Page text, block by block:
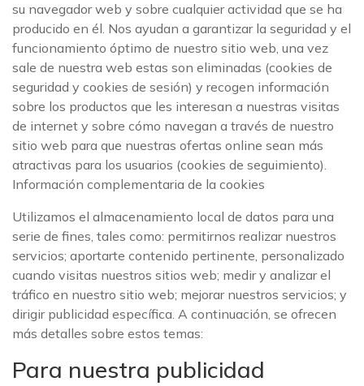
su navegador web y sobre cualquier actividad que se ha
producido en él. Nos ayudan a garantizar la seguridad y el
funcionamiento óptimo de nuestro sitio web, una vez
sale de nuestra web estas son eliminadas (cookies de
seguridad y cookies de sesión) y recogen información
sobre los productos que les interesan a nuestras visitas
de internet y sobre cómo navegan a través de nuestro
sitio web para que nuestras ofertas online sean más
atractivas para los usuarios (cookies de seguimiento).
Información complementaria de la cookies
Utilizamos el almacenamiento local de datos para una
serie de fines, tales como: permitirnos realizar nuestros
servicios; aportarte contenido pertinente, personalizado
cuando visitas nuestros sitios web; medir y analizar el
tráfico en nuestro sitio web; mejorar nuestros servicios; y
dirigir publicidad específica. A continuación, se ofrecen
más detalles sobre estos temas:
Para nuestra publicidad